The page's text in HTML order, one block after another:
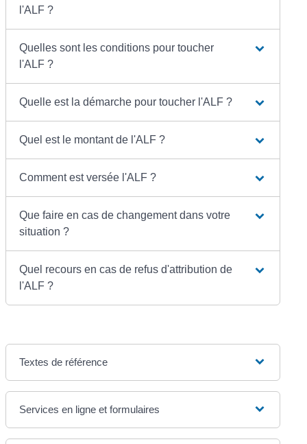
l'ALF ?
Quelles sont les conditions pour toucher
l'ALF ?
Quelle est la démarche pour toucher l'ALF ?
Quel est le montant de l'ALF ?
Comment est versée l'ALF ?
Que faire en cas de changement dans votre
situation ?
Quel recours en cas de refus d'attribution de
l'ALF ?
Textes de référence
Services en ligne et formulaires